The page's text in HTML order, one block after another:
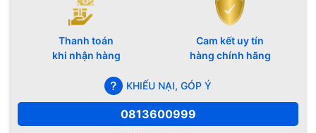
Thanh toán
khi nhận hàng
Cam kết uy tín
hàng chính hãng
KHIẾU NẠI, GÓP Ý
0813600999